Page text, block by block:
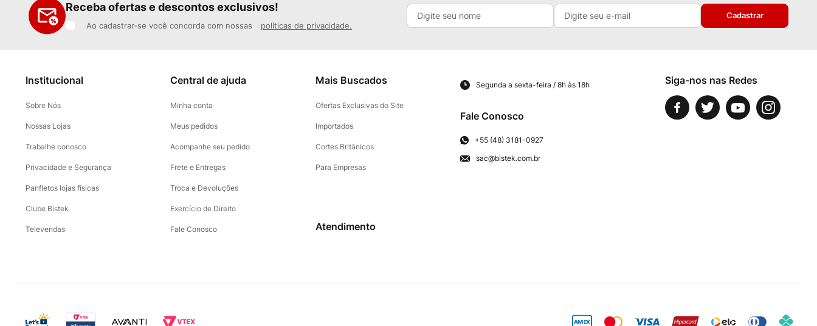
Receba ofertas e descontos exclusivos!
Ao cadastrar-se você concorda com nossas políticas de privacidade.
Cadastrar
Institucional
Sobre Nós
Nossas Lojas
Trabalhe conosco
Privacidade e Segurança
Panfletos lojas físicas
Clube Bistek
Televendas
Central de ajuda
Minha conta
Meus pedidos
Acompanhe seu pedido
Frete e Entregas
Troca e Devoluções
Exercício de Direito
Fale Conosco
Mais Buscados
Ofertas Exclusivas do Site
Importados
Cortes Britânicos
Para Empresas
Atendimento
Segunda a sexta-feira / 8h às 18h
Fale Conosco
+55 (48) 3181-0927
sac@bistek.com.br
Siga-nos nas Redes